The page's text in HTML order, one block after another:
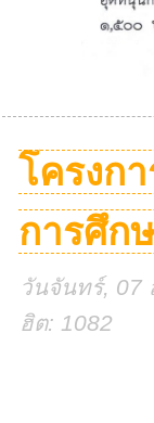
โครงก
การศึก
วันจันทร์, 07
ฮิต: 1082